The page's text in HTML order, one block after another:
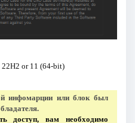
or 11 (64-bit)
инфомарции или блок был
доступ, вам необходимо